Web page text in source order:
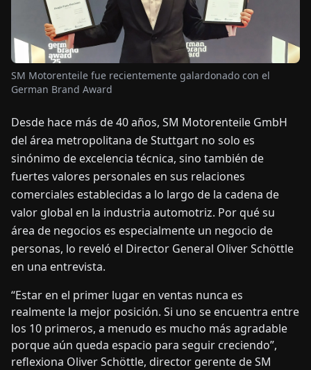
CONTÁCTENOS
SM Motorenteile fue recientemente galardonado con el
German Brand Award
Desde hace más de 40 años, SM Motorenteile GmbH
del área metropolitana de Stuttgart no solo es
sinónimo de excelencia técnica, sino también de
fuertes valores personales en sus relaciones
comerciales establecidas a lo largo de la cadena de
valor global en la industria automotriz. Por qué su
área de negocios es especialmente un negocio de
personas, lo reveló el Director General Oliver Schöttle
en una entrevista.
“Estar en el primer lugar en ventas nunca es
realmente la mejor posición. Si uno se encuentra entre
los 10 primeros, a menudo es mucho más agradable
porque aún queda espacio para seguir creciendo”,
reflexiona Oliver Schöttle, director gerente de SM